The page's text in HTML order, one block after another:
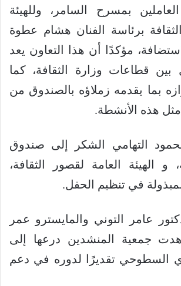
بمسرح السامر، وللهيئة
برئاسة الفنان هشام عطوة
مؤكدًا أن هذا التعاون يعد
بين قطاعات وزارة الثقافة، كما
بما يقدمه زملاؤه بالصندوق من
مثل هذه الأنشطة.
التهامي الشكر إلى صندوق
و الهيئة العامة لقصور الثقافة،
في تنظيم الحفل.
عامر التوني والمايسترو عمر
جمعية المنشدين درعها إلى
السطوحي تقديرًا لدوره في دعم